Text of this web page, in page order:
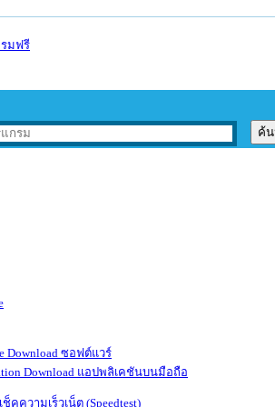
ซอฟต์แวร์
แอปพลิเคชันบนมือถือ
เช็คความเร็วเน็ต (Speedtest)